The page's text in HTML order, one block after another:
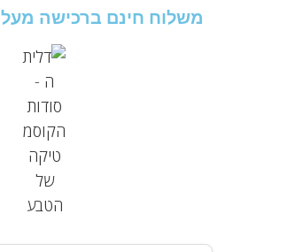
משלוח חינם ברכישה מעל 299 ש"ח